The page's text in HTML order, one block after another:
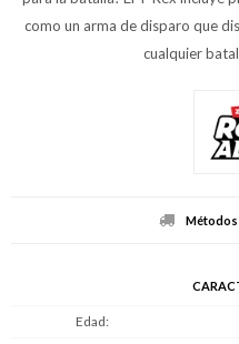
como un arma de disparo que
cualquier
Métodos
Edad